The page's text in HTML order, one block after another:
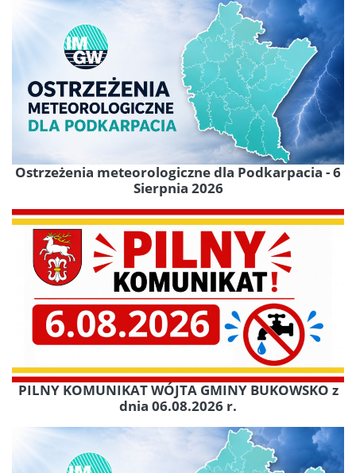
Ostrzeżenia meteorologiczne dla Podkarpacia - 6
Sierpnia 2026
PILNY KOMUNIKAT WÓJTA GMINY BUKOWSKO z
dnia 06.08.2026 r.